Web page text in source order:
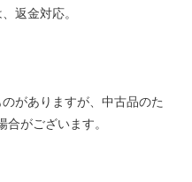
返金対応。
がありますが、中古品のた
がございます。